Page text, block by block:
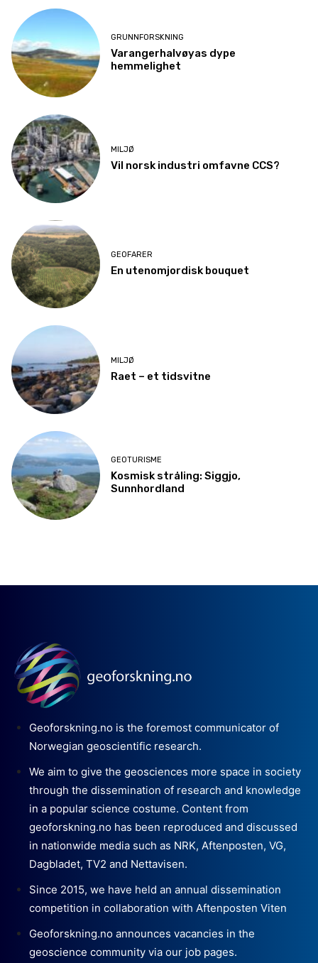
Geoforskning.no is the foremost communicator of
Norwegian geoscientific research.
We aim to give the geosciences more space in society
through the dissemination of research and knowledge
in a popular science costume. Content from
geoforskning.no has been reproduced and discussed
in nationwide media such as NRK, Aftenposten, VG,
Dagbladet, TV2 and Nettavisen.
Since 2015, we have held an annual dissemination
competition in collaboration with Aftenposten Viten
Geoforskning.no announces vacancies in the
geoscience community via our job pages.